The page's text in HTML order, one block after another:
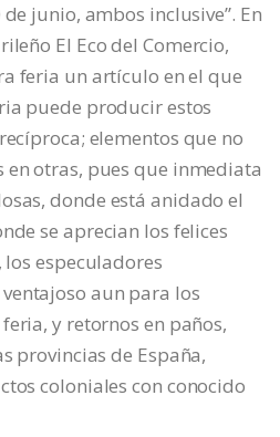
junio, ambos inclusive”. En
El Eco del Comercio,
feria un artículo en el que
puede producir estos
elementos que no
en otras, pues que inmediata
donde está anidado el
se aprecian los felices
especuladores
aun para los
y retornos en paños,
provincias de España,
coloniales con conocido